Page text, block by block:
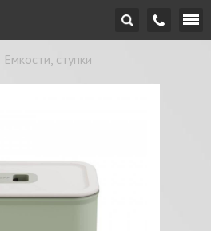
Емкости, ступки